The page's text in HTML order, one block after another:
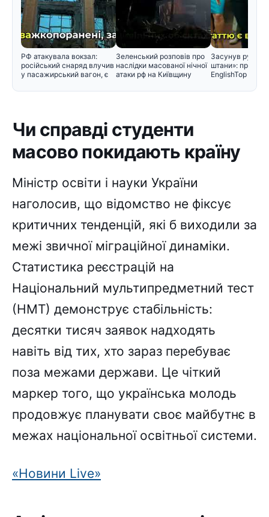
РФ атакувала вокзал:
російський снаряд влучив
у пасажирський вагон, є
Зеленський розповів про
наслідки масованої нічної
атаки рф на Київщину
Засунув руку
штани»: проти
EnglishTop
Чи справді студенти
масово покидають країну
Міністр освіти і науки України
наголосив, що відомство не фіксує
критичних тенденцій, які б виходили за
межі звичної міграційної динаміки.
Статистика реєстрацій на
Національний мультипредметний тест
(НМТ) демонструє стабільність:
десятки тисяч заявок надходять
навіть від тих, хто зараз перебуває
поза межами держави. Це чіткий
маркер того, що українська молодь
продовжує планувати своє майбутнє в
межах національної освітньої системи.
«Новини Live»